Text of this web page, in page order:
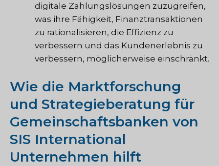
digitale Zahlungslösungen zuzugreifen,
was ihre Fähigkeit, Finanztransaktionen
zu rationalisieren, die Effizienz zu
verbessern und das Kundenerlebnis zu
verbessern, möglicherweise einschränkt.
Wie die Marktforschung
und Strategieberatung für
Gemeinschaftsbanken von
SIS International
Unternehmen hilft